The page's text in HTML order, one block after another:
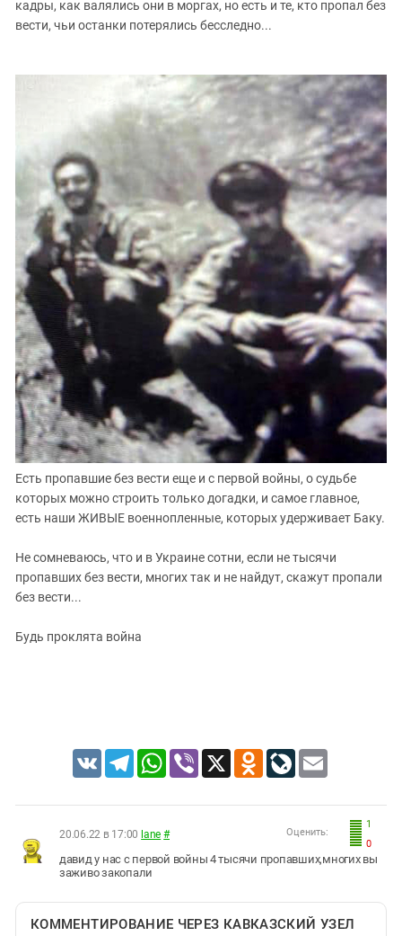
кадры, как валялись они в моргах, но есть и те, кто пропал без
вести, чьи останки потерялись бесследно...
Есть пропавшие без вести еще и с первой войны, о судьбе
которых можно строить только догадки, и самое главное,
есть наши ЖИВЫЕ военнопленные, которых удерживает Баку.
Не сомневаюсь, что и в Украине сотни, если не тысячи
пропавших без вести, многих так и не найдут, скажут пропали
без вести...
Будь проклята война
VK TelegramWhatsApp
Viber X Odnoklassniki
LiveJournal
Email
1
0
Оценить:
20.06.22 в 17:00 lane #
давид у нас с первой войны 4 тысячи пропавших,многих вы
заживо закопали
КОММЕНТИРОВАНИЕ ЧЕРЕЗ КАВКАЗСКИЙ УЗЕЛ